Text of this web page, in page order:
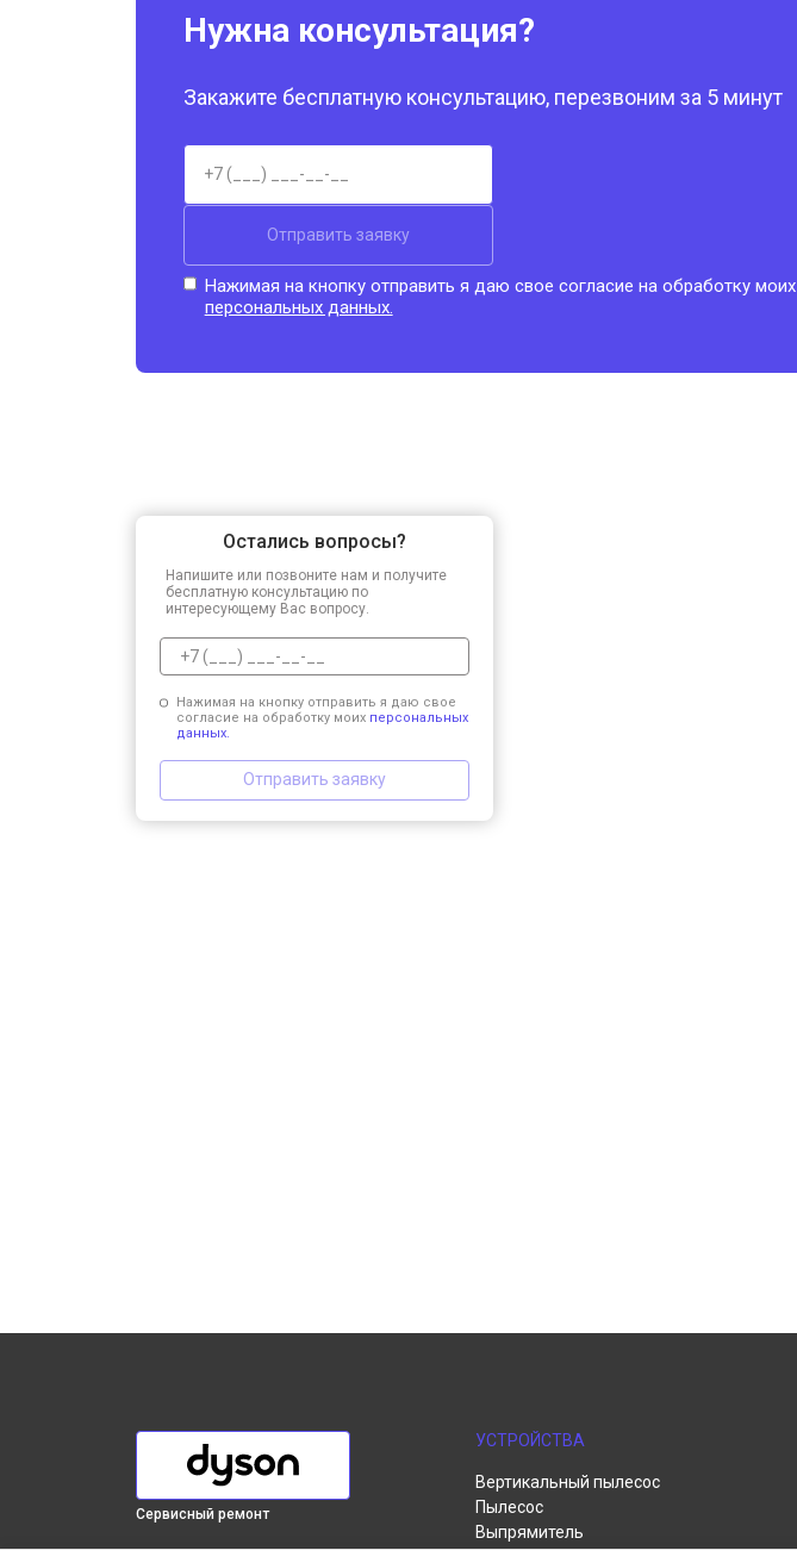
Нужна консультация?
Закажите бесплатную консультацию, перезвоним за 5 минут
Отправить заявку
Нажимая на кнопку отправить я даю свое согласие на обработку моих
персональных данных.
Остались вопросы?
Напишите или позвоните нам и получите
бесплатную консультацию по
интересующему Вас вопросу.
Нажимая на кнопку отправить я даю свое
согласие на обработку моих персональных
данных.
Отправить заявку
Сервисный ремонт
УСТРОЙСТВА
Вертикальный пылесос
Пылесос
Выпрямитель